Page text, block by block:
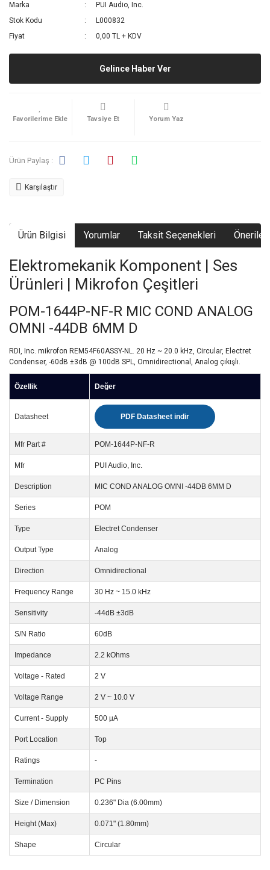
Marka
PUI Audio, Inc.
Stok Kodu
L000832
Fiyat
0,00 TL + KDV
Gelince Haber Ver
Tavsiye Et Yorum Yaz
Ürün Paylaş :
Karşılaştır
Ürün Bilgisi Yorumlar Taksit Seçenekleri
Elektromekanik Komponent | Ses
Ürünleri | Mikrofon Çeşitleri
POM-1644P-NF-R MIC COND ANALOG
OMNI -44DB 6MM D
RDI, Inc. mikrofon REM54F60ASSY-NL. 20 Hz ~ 20.0 kHz, Circular, Electret
Condenser, -60dB ±3dB @ 100dB SPL, Omnidirectional, Analog çıkışlı.
Özellik Değer
Datasheet PDF Datasheet indir
Mfr Part # POM-1644P-NF-R
Mfr PUI Audio, Inc.
Description MIC COND ANALOG OMNI -44DB 6MM D
Series POM
Type Electret Condenser
Output Type Analog
Direction Omnidirectional
Frequency Range 30 Hz ~ 15.0 kHz
Sensitivity -44dB ±3dB
S/N Ratio 60dB
Impedance 2.2 kOhms
Voltage - Rated 2 V
Voltage Range 2 V ~ 10.0 V
Current - Supply 500 µA
Port Location Top
Ratings -
Termination PC Pins
Size / Dimension 0.236" Dia (6.00mm)
Height (Max) 0.071" (1.80mm)
Shape Circular